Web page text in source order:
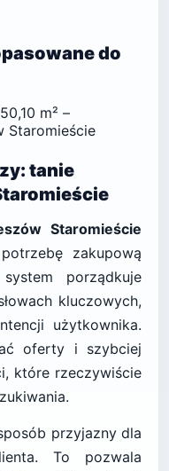
do
m² –
Staromieście
tanie
Staromieście
zakupową
porządkuje
kluczowych,
użytkownika.
oferty i szybciej
które rzeczywiście
przyjazny dla
To pozwala